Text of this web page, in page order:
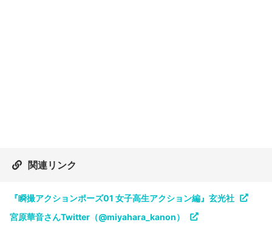
関連リンク
『瞬撮アクションポーズ01 女子高生アクション編』玄光社
宮原華音さんTwitter（@miyahara_kanon）